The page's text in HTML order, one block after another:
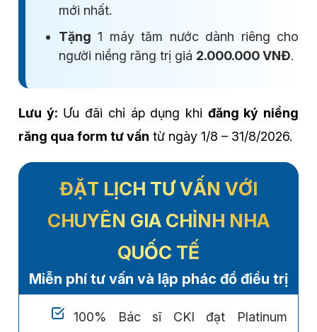
mới nhất.
Tặng 1 máy tăm nước dành riêng cho
người niềng răng trị giá 2.000.000 VNĐ.
Lưu ý: Ưu đãi chỉ áp dụng khi đăng ký niềng
răng qua form tư vấn từ ngày 1/8 – 31/8/2026.
ĐẶT LỊCH TƯ VẤN VỚI
CHUYÊN GIA CHỈNH NHA
QUỐC TẾ
Miễn phí tư vấn và lập phác đồ điều trị
100% Bác sĩ CKI đạt Platinum